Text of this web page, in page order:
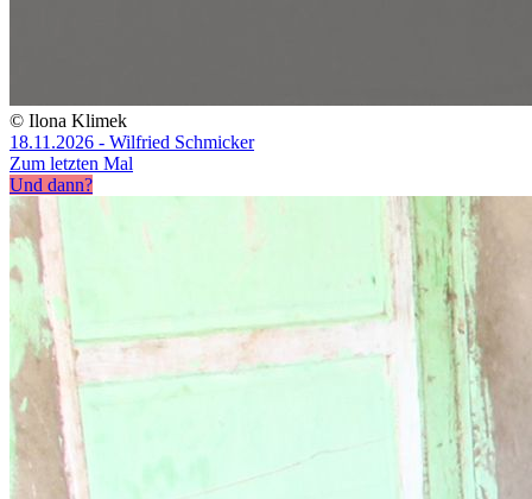
© Ilona Klimek
18.11.2026 - Wilfried Schmicker
Zum letzten Mal
Und dann?